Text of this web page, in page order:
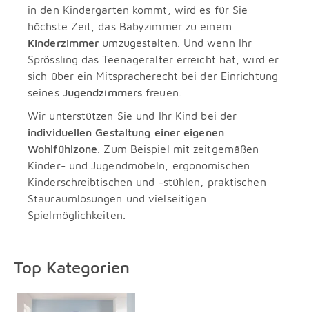
in den Kindergarten kommt, wird es für Sie
höchste Zeit, das Babyzimmer zu einem
Kinderzimmer umzugestalten. Und wenn Ihr
Sprössling das Teenageralter erreicht hat, wird er
sich über ein Mitspracherecht bei der Einrichtung
seines Jugendzimmers freuen.
Wir unterstützen Sie und Ihr Kind bei der
individuellen Gestaltung einer eigenen
Wohlfühlzone . Zum Beispiel mit zeitgemäßen
Kinder- und Jugendmöbeln, ergonomischen
Kinderschreibtischen und -stühlen, praktischen
Stauraumlösungen und vielseitigen
Spielmöglichkeiten.
Top Kategorien
Überspringen